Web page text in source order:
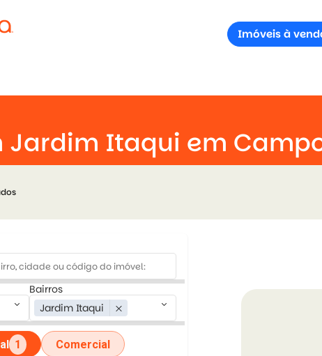
Imóveis à
Jardim Itaqui em
keyboard_arrow_down
Bairros
Jardim Itaqui
close keyboard_arrow_down
1 Comercial